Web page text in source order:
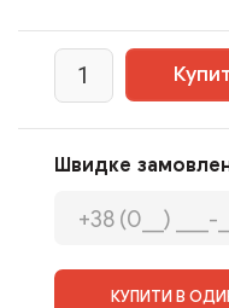
Швидке
КУПИТИ В